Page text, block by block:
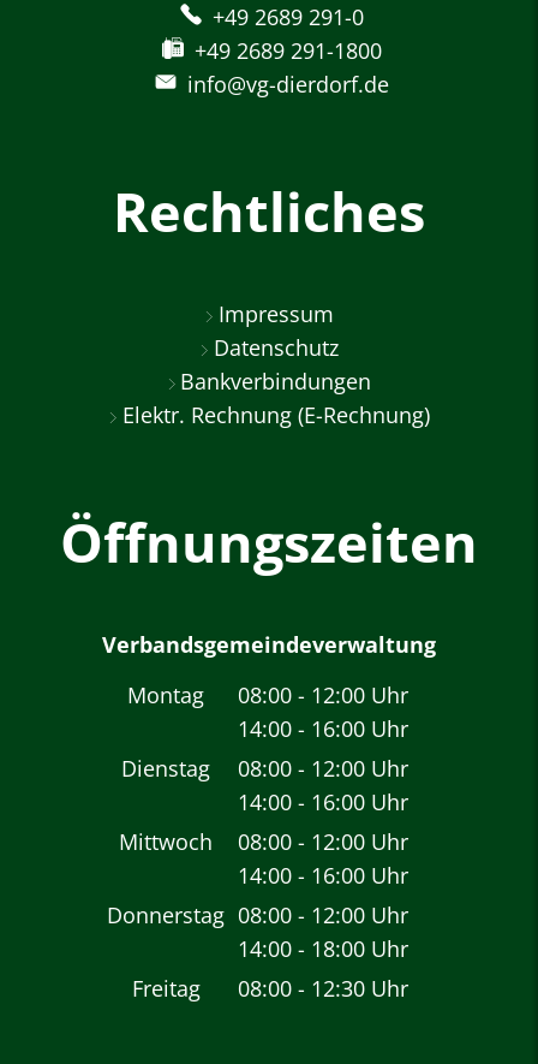
+49 2689 291-0
+49 2689 291-1800
info@vg-dierdorf.de
Rechtliches
Impressum
Datenschutz
Bankverbindungen
Elektr. Rechnung (E-Rechnung)
Öffnungszeiten
Verbandsgemeindeverwaltung
Montag
08:00 - 12:00 Uhr
Von 08:00 bis 12:00
14:00 - 16:00 Uhr
Von 14:00 bis 16:00
Dienstag 08:00 - 12:00 Uhr
Von 08:00 bis 12:00
14:00 - 16:00 Uhr
Von 14:00 bis 16:00
Mittwoch 08:00 - 12:00 Uhr
Von 08:00 bis 12:00
14:00 - 16:00 Uhr
Von 14:00 bis 16:00
Donnerstag 08:00 - 12:00 Uhr
Von 08:00 bis 12:00
14:00 - 18:00 Uhr
Von 14:00 bis 18:00
Freitag 08:00 - 12:30 Uhr